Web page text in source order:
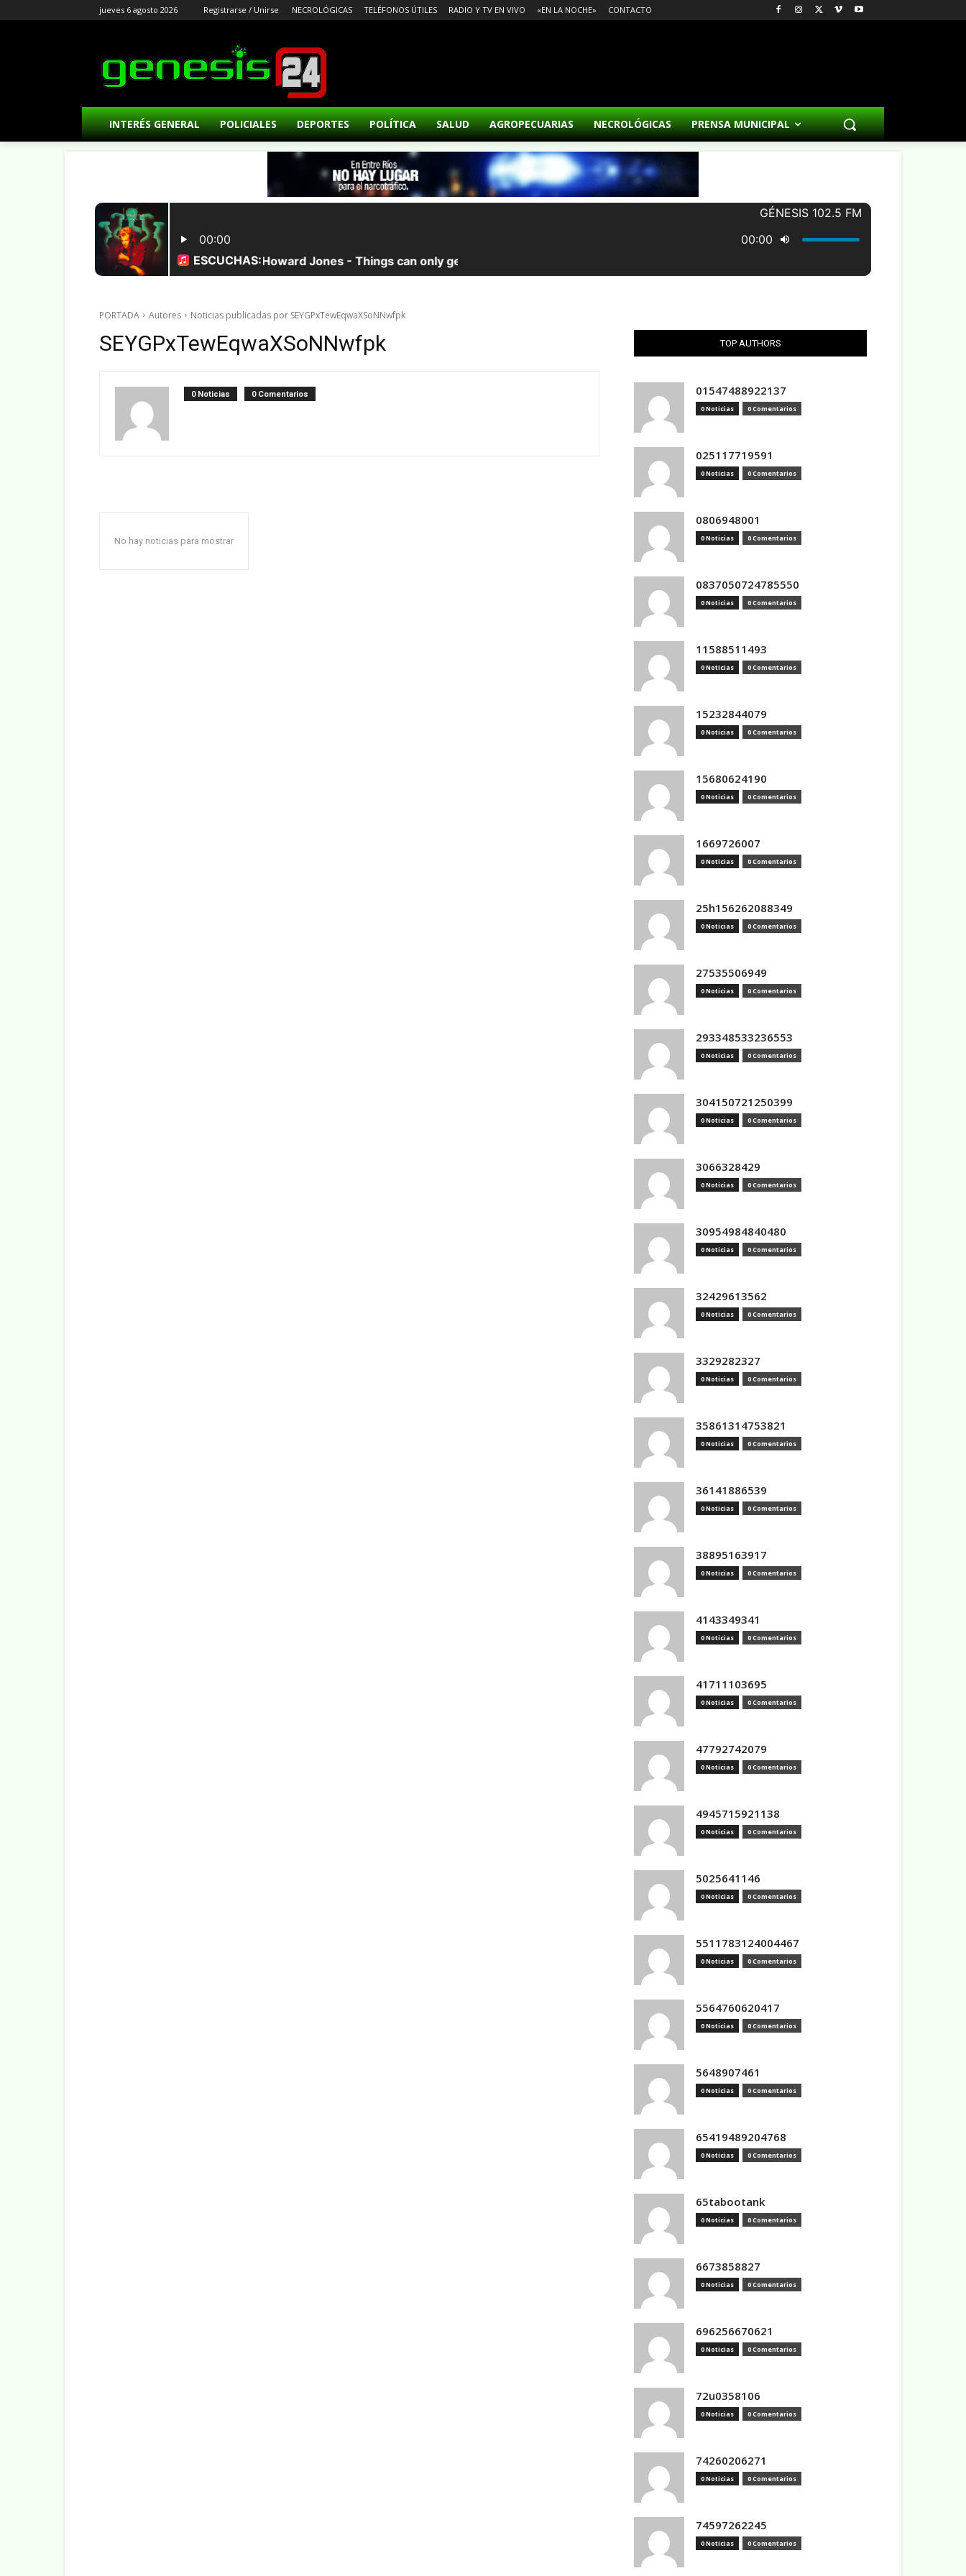
jueves 6 agosto 2026 Registrarse / Unirse NECROLÓGICAS TELÉFONOS ÚTILES RADIO Y TV EN VIVO «EN LA NOCHE» CONTACTO
INTERÉS GENERAL POLICIALES DEPORTES POLÍTICA SALUD AGROPECUARIAS NECROLÓGICAS PRENSA MUNICIPAL
PORTADA Autores Noticias publicadas por SEYGPxTewEqwaXSoNNwfpk
SEYGPxTewEqwaXSoNNwfpk
0 Noticias 0 Comentarios
No hay noticias para mostrar
TOP AUTHORS
01547488922137
0 Noticias 0 Comentarios
025117719591
0 Noticias 0 Comentarios
0806948001
0 Noticias 0 Comentarios
0837050724785550
0 Noticias 0 Comentarios
11588511493
0 Noticias 0 Comentarios
15232844079
0 Noticias 0 Comentarios
15680624190
0 Noticias 0 Comentarios
1669726007
0 Noticias 0 Comentarios
25h156262088349
0 Noticias 0 Comentarios
27535506949
0 Noticias 0 Comentarios
293348533236553
0 Noticias 0 Comentarios
304150721250399
0 Noticias 0 Comentarios
3066328429
0 Noticias 0 Comentarios
30954984840480
0 Noticias 0 Comentarios
32429613562
0 Noticias 0 Comentarios
3329282327
0 Noticias 0 Comentarios
35861314753821
0 Noticias 0 Comentarios
36141886539
0 Noticias 0 Comentarios
38895163917
0 Noticias 0 Comentarios
4143349341
0 Noticias 0 Comentarios
41711103695
0 Noticias 0 Comentarios
47792742079
0 Noticias 0 Comentarios
4945715921138
0 Noticias 0 Comentarios
5025641146
0 Noticias 0 Comentarios
5511783124004467
0 Noticias 0 Comentarios
5564760620417
0 Noticias 0 Comentarios
5648907461
0 Noticias 0 Comentarios
65419489204768
0 Noticias 0 Comentarios
65tabootank
0 Noticias 0 Comentarios
6673858827
0 Noticias 0 Comentarios
696256670621
0 Noticias 0 Comentarios
72u0358106
0 Noticias 0 Comentarios
74260206271
0 Noticias 0 Comentarios
74597262245
0 Noticias 0 Comentarios